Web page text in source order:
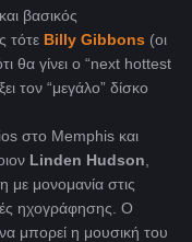
βασικός
τότε Billy Gibbons (οι
θα γίνει ο “next hottest
τον “μεγάλο” δίσκο
στο Memphis και
Linden Hudson
με μονομανία στις
ηχογράφησης. Ο
να μπορεί η μουσική του